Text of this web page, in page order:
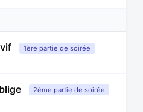
1ère partie de soirée
2ème partie de soirée